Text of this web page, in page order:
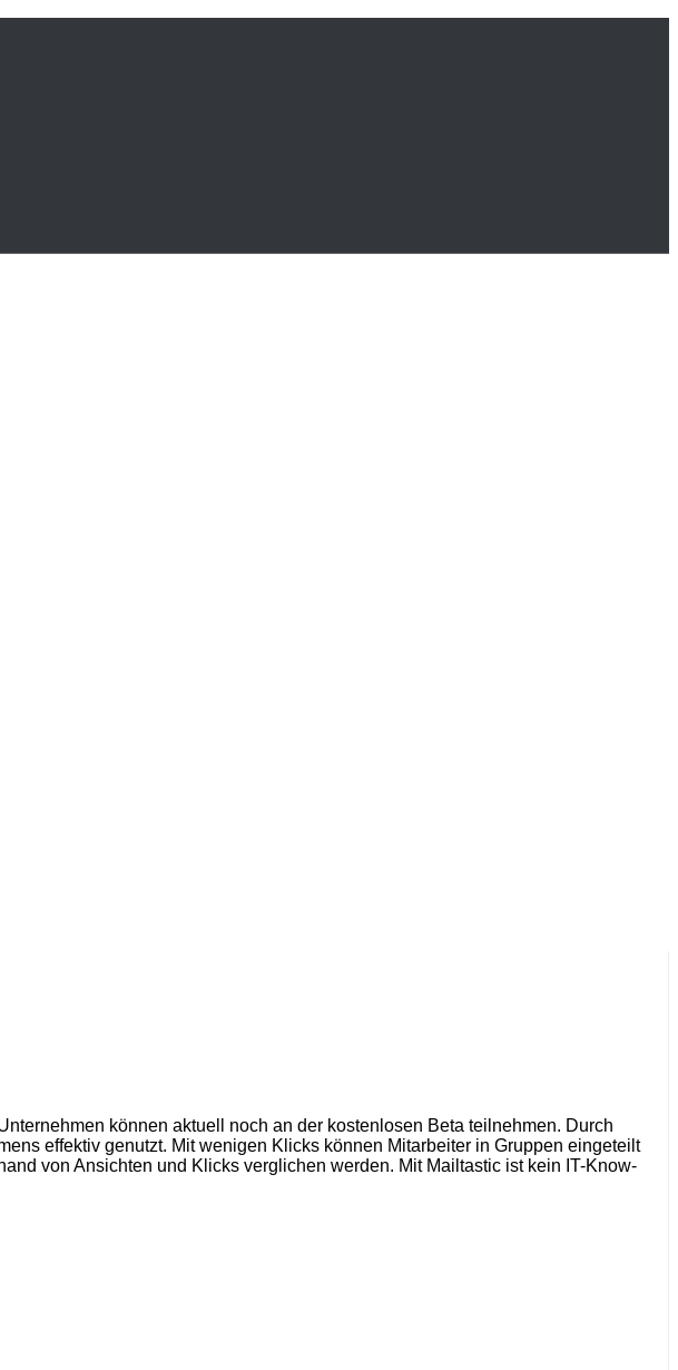
können aktuell noch an der kostenlosen Beta teilnehmen. Durch
effektiv genutzt. Mit wenigen Klicks können Mitarbeiter in Gruppen eingeteilt
von Ansichten und Klicks verglichen werden. Mit Mailtastic ist kein IT-Know-